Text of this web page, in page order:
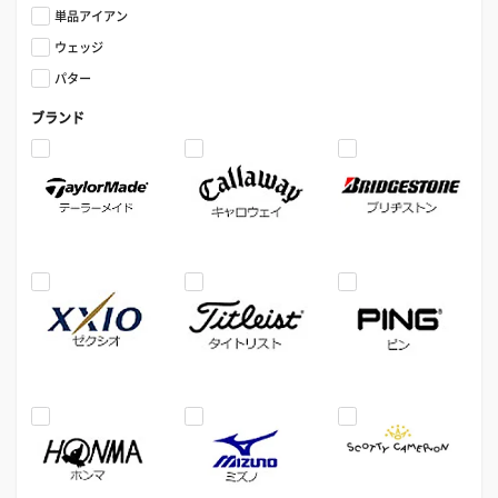
単品アイアン
ウェッジ
パター
ブランド